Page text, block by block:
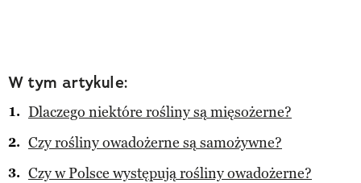
W tym artykule:
Dlaczego niektóre rośliny są mięsożerne?
Czy rośliny owadożerne są samożywne?
Czy w Polsce występują rośliny owadożerne?